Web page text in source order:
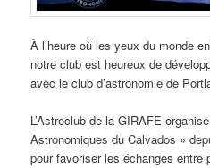
À l’heure où les yeux du monde
notre club est heureux de
avec le club d’astronomie de
L’Astroclub de la GIRAFE
Astronomiques du Calvados »
pour favoriser les échanges entre